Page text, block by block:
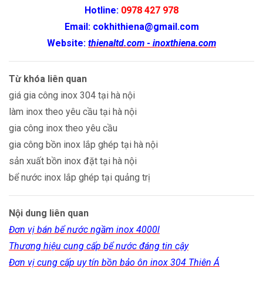
Hotline: 0978 427 978
Email: cokhithiena@gmail.com
Website: thienaltd.com - inoxthiena.com
Từ khóa liên quan
giá gia công inox 304 tại hà nội
làm inox theo yêu cầu tại hà nội
gia công inox theo yêu cầu
gia công bồn inox lắp ghép tại hà nội
sản xuất bồn inox đặt tại hà nội
bể nước inox lắp ghép tại quảng trị
Nội dung liên quan
Đơn vị bán bể nước ngầm inox 4000l
Thương hiệu cung cấp bể nước đáng tin cậy
Đơn vị cung cấp uy tín bồn bảo ôn inox 304 Thiên Á